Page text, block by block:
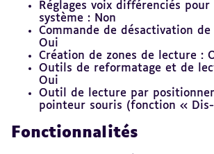
Réglages voix différenciés
système : Non
Commande de désactivation
Oui
Création de zones de lecture :
Outils de reformatage et de
Oui
Outil de lecture par
pointeur souris (fonction «
Fonctionnalités